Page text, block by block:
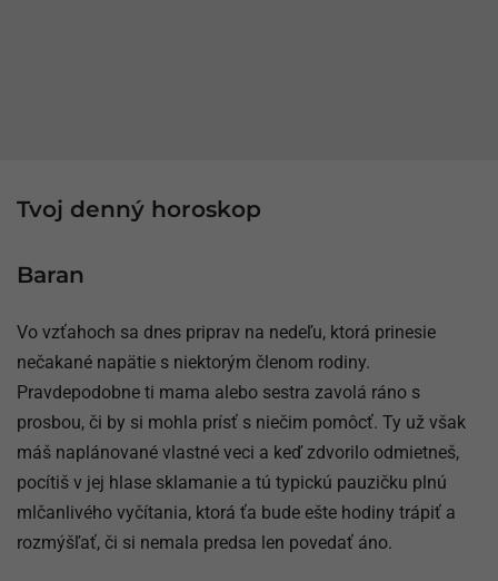
Tvoj denný horoskop
Baran
Vo vzťahoch sa dnes priprav na nedeľu, ktorá prinesie
nečakané napätie s niektorým členom rodiny.
Pravdepodobne ti mama alebo sestra zavolá ráno s
prosbou, či by si mohla prísť s niečim pomôcť. Ty už však
máš naplánované vlastné veci a keď zdvorilo odmietneš,
pocítiš v jej hlase sklamanie a tú typickú pauzičku plnú
mlčanlivého vyčítania, ktorá ťa bude ešte hodiny trápiť a
rozmýšľať, či si nemala predsa len povedať áno.